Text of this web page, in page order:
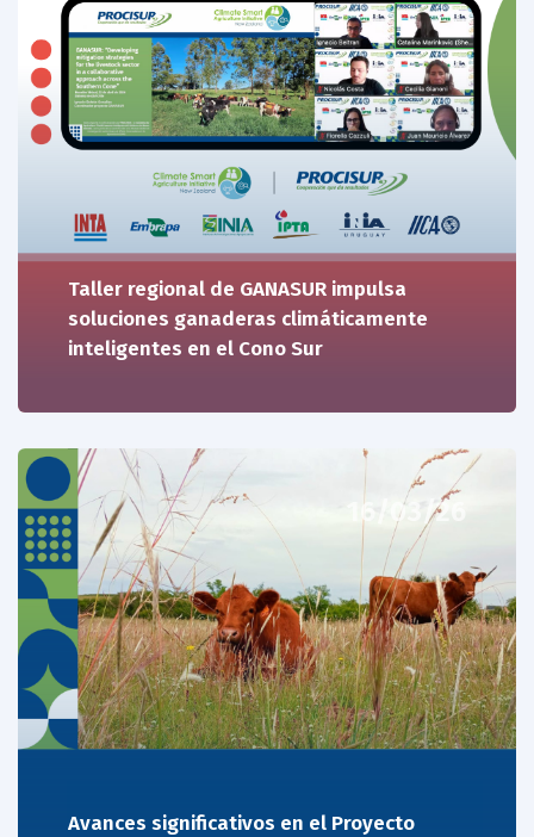
Taller regional de GANASUR impulsa
soluciones ganaderas climáticamente
inteligentes en el Cono Sur
16/03/26
Avances significativos en el Proyecto